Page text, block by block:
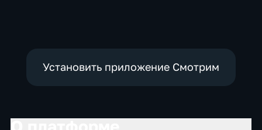
Установить приложение Смотрим